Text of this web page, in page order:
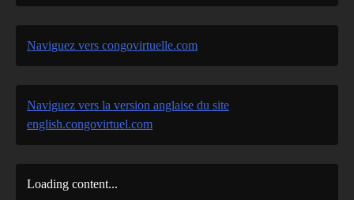
Naviguez vers congovirtuelle.com
Naviguez vers la version anglaise du site
english.congovirtuel.com
Loading content...